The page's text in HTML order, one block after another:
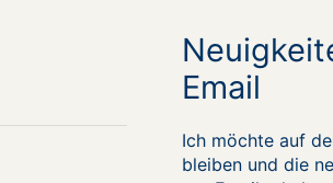
Email
Ich möchte auf
bleiben und die